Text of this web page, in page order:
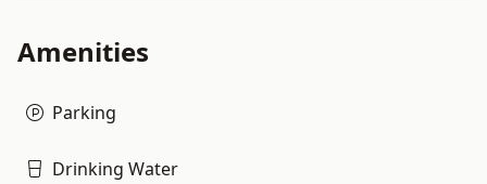
Amenities
Parking
Drinking Water